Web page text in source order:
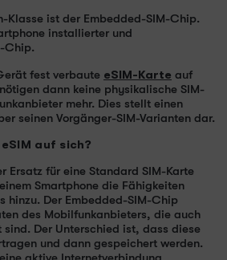
Klasse ist der Embedded-SIM-Chip.
installierter und
Chip.
fest verbaute eSIM-Karte auf
dann keine physikalische SIM-
mehr. Dies stellt einen
seinen Vorgänger-SIM-Varianten dar.
auf sich?
Ersatz für eine Standard SIM-Karte
Smartphone die Fähigkeiten
hinzu. Der Embedded-SIM-Chip
des Mobilfunkanbieters, die auch
Der Unterschied ist, dass diese
und dann gespeichert werden.